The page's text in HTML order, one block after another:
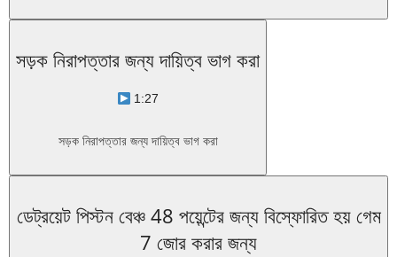
সড়ক নিরাপত্তার জন্য দায়িত্ব ভাগ করা
1:27
সড়ক নিরাপত্তার জন্য দায়িত্ব ভাগ করা
ডেট্রয়েট পিস্টন বেঞ্চ 48 পয়েন্টের জন্য বিস্ফোরিত হয় গেম
7 জোর করার জন্য